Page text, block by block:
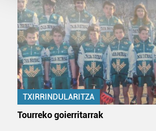
Guk eta gure bazkideek zure datu
prozesatzen ditugu, zure IP zenbakia,
teknologia erabiliz, cookieak adibidez,
pertsonalizatuak eskaintzeko, iragarkiak
neurtzeko, jendeari buruzko informazioa
produktuak garatzeko. Zure datuak nork
erabiltzen dituen hauta dezakezu.
Bazkide batzuek ez dizute baimenik
interes komertzial legitimoetan babesten
TXIRRINDULARITZA
Tourreko goierritarrak